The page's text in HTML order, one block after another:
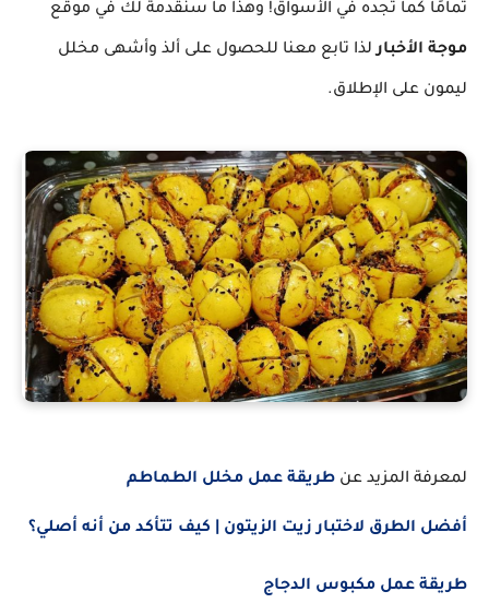
تمامًا كما تجده في الأسواق! وهذا ما سنقدمة لك في موقع
موجة الأخبارلذا تابع معنا للحصول على ألذ وأشهى مخلل
ليمون على الإطلاق.
لمعرفة المزيد عن طريقة عمل مخلل الطماطم
أفضل الطرق لاختبار زيت الزيتون | كيف تتأكد من أنه أصلي؟
طريقة عمل مكبوس الدجاج